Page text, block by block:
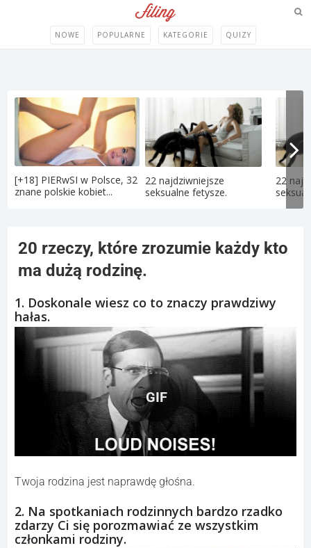
NOWE POPULARNE KATEGORIE QUIZY
[+18] PIERwSI w Polsce, 32
znane polskie kobiet...
22 najdziwniejsze
seksualne fetysze.
22
20 rzeczy, które zrozumie każdy kto
ma dużą rodzinę.
1. Doskonale wiesz co to znaczy prawdziwy
hałas.
GIF
Twoja rodzina jest naprawdę głośna.
2. Na spotkaniach rodzinnych bardzo rzadko
zdarzy Ci się porozmawiać ze wszystkim
członkami rodziny.